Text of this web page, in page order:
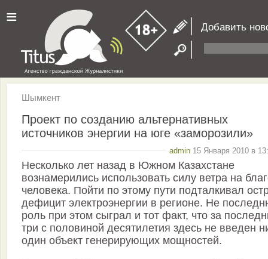
≡ Добавить
Шымкент
Проект по созданию альтернативных
источников энергии на юге «заморозили»
admin 15 Января 2010 в
Несколько лет назад в Южном Казахстане
вознамерились использовать силу ветра на
человека. Пойти по этому пути подталкивал
дефицит электроэнергии в регионе. Не
роль при этом сыграл и тот факт, что за
три с половиной десятилетия здесь не введен
один объект генерирующих мощностей.